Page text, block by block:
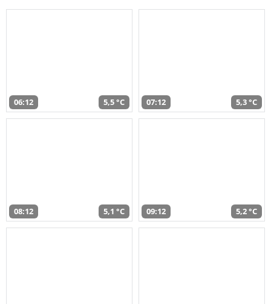
06:12 5,5 °C 07:12 5,3 °C
08:12 5,1 °C 09:12 5,2 °C